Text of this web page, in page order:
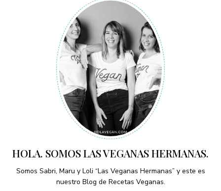
HOLA. SOMOS LAS VEGANAS HERMANAS.
Somos Sabri, Maru y Loli “Las Veganas Hermanas” y este es
nuestro Blog de Recetas Veganas.